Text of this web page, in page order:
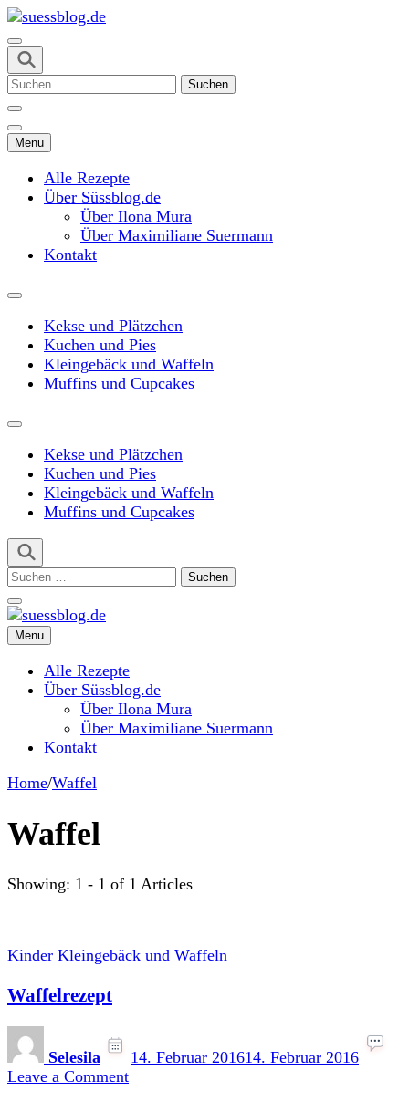
Skip
to
content
(Press
Enter)
suessblog.de
Suchen
Menu
Alle Rezepte
Über Süssblog.de
Über Ilona Mura
Über Maximiliane Suermann
Kontakt
Kekse und Plätzchen
Kuchen und Pies
Kleingebäck und Waffeln
Muffins und Cupcakes
Kekse und Plätzchen
Kuchen und Pies
Kleingebäck und Waffeln
Muffins und Cupcakes
Suchen
suessblog.de
Menu
Alle Rezepte
Über Süssblog.de
Über Ilona Mura
Über Maximiliane Suermann
Kontakt
Home/Waffel
Waffel
Showing: 1 - 1 of 1 Articles
Kinder Kleingebäck und Waffeln
Waffelrezept
Selesila 14. Februar 201614. Februar 2016
Leave a Commenton